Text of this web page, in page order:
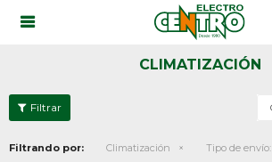

CLIMATIZACIÓN
Filtrando por: Climatización Tipo de envío: